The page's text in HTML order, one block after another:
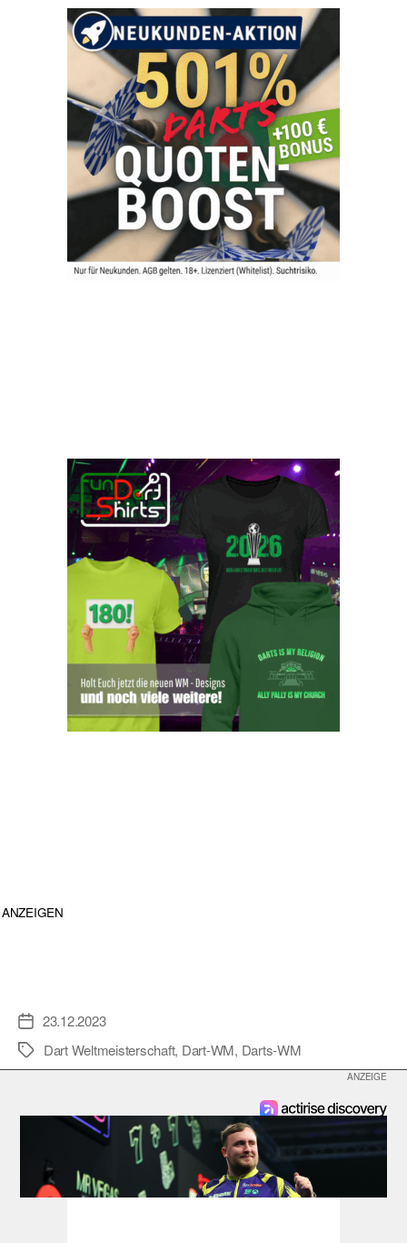
ANZEIGEN
Veröffentlichungsdatum
23.12.2023
Schlagwörter
Dart Weltmeisterschaft, Dart-WM, Darts-WM